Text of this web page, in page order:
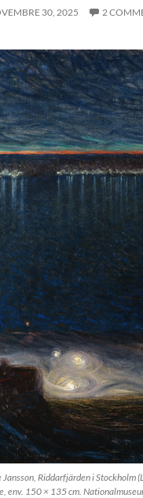
30, 2025 2
Jansson, Riddarfjärden i Stockholm
env. 150 × 135 cm.